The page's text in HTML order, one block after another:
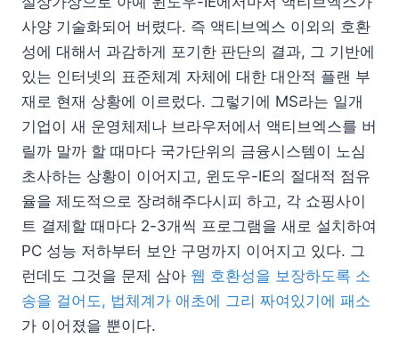
사양 기술화되어 버렸다. 즉 액티브엑스 이외의 호환
성에 대해서 과감하게 포기한 판단의 결과, 그 기반에
있는 인터넷의 표준체계 자체에 대한 대안적 플랜 부
재로 현재 상황에 이르렀다. 그렇기에 MS라는 일개
기업이 새 운영체제나 브라우저에서 액티브엑스를 버
릴까 말까 할 때마다 국가단위의 금융시스템이 노심
초사하는 상황이 이어지고, 윈도우-IE의 절대적 점유
율을 제도적으로 장려해주다시피 하고, 각 쇼핑사이
트 결제할 때마다 2-3개씩 프로그램을 새로 설치하여
PC 성능 저하부터 보안 구멍까지 이어지고 있다. 그
런데도 그것을 문제 삼아 웹 호환성을 보장하도록 소
송을 걸어도, 법체계가 애초에 그리 짜여있기에 패소
가 이어졌을 뿐이다.